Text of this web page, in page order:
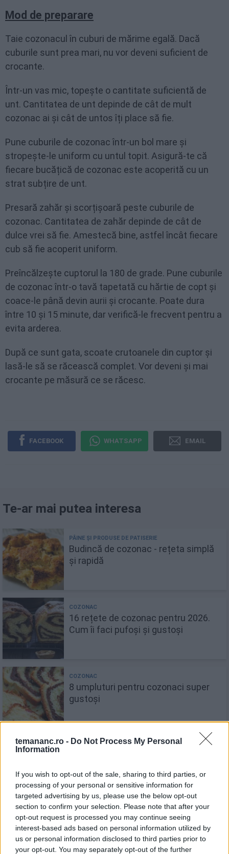
temananc.ro - Do Not Process My Personal
Information
If you wish to opt-out of the sale, sharing to third parties, or
processing of your personal or sensitive information for
targeted advertising by us, please use the below opt-out
section to confirm your selection. Please note that after your
opt-out request is processed you may continue seeing
interest-based ads based on personal information utilized by
us or personal information disclosed to third parties prior to
your opt-out. You may separately opt-out of the further
Mod de preparare
Taie cozonacul în cuburi de mărime egală. Dacă
cuburile sunt prea mari, nu vor deveni suficient de
crocante.
Într-un vas mic, topește o cantitate suficientă de
unt. Cantitatea de unt depinde de cât de mult
cozonac ai și cât de untos îți place să fie.
Pune cuburile de cozonac într-un bol mare și
stropește-le uniform cu untul topit. Asigură-te că
fiecare bucățică de cozonac este acoperită cu un
strat subțire de unt.
Presară zahăr și scorțișoară peste cuburile de
cozonac. Cantitatea de zahăr depinde de cât de
dulce vrei să fie. Amestecă bine, astfel încât fiecare
cub să fie acoperit uniform.
Preîncălzește cuptorul la 180 de grade. Pune cuburile
de cozonac într-o tavă tapetată cu hărtie de copt și
coace-le până devin aurii și crocante. Poate dura
între 10 și 15 minute, dar verifică-le frecvent pentru a
evita arderea.
După ce sunt gata, scoate crutoanele din cuptor și
lasă-le să se răcească complet. Vor deveni și mai
crocante pe măsură ce se răcesc.
FACEBOOK WHATSAPP EMAIL
Te-ar mai putea interesa
Budincă de cozonac - rețeta simplă
și rapidă
16 rețete de cozonac pentru 2026.
Cum îi faci pufoși și gustoși
8 umpluturi pentru cozonaci super
gustoși
Cârnăciori în foietaj. O gustare rapidă
și delicioasă